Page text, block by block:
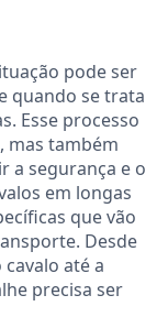
pode ser
quando se trata
Esse processo
mas também
a segurança e o
em longas
que vão
Desde
até a
precisa ser